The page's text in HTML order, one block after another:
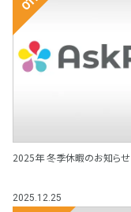
その他
2025年 冬季休暇のお知らせ
2025.12.25